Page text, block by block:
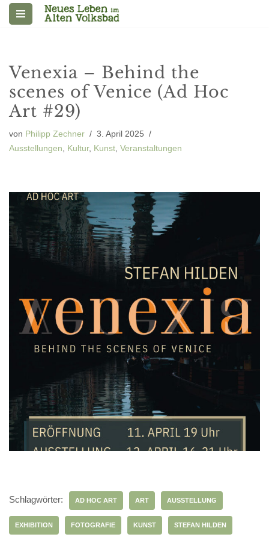
Venexia – Behind the
scenes of Venice (Ad Hoc
Art #29)
von Philipp Zechner
3. April 2025
Ausstellungen, Kultur, Kunst, Veranstaltungen
Schlagwörter: AD HOC ART ART AUSSTELLUNG
EXHIBITION FOTOGRAFIE KUNST STEFAN HILDEN